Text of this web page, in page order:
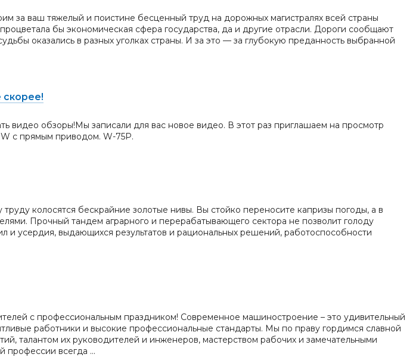
за ваш тяжелый и поистине бесценный труд на дорожных магистралях всей страны
бы экономическая сфера государства, да и другие отрасли. Дороги сообщают
оказались в разных уголках страны. И за это — за глубокую преданность выбранной
скорее!
видео обзоры!Мы записали для вас новое видео. В этот раз приглашаем на просмотр
с прямым приводом. W-75P.
колосятся бескрайние золотые нивы. Вы стойко переносите капризы погоды, а в
Прочный тандем аграрного и перерабатывающего сектора не позволит голоду
и усердия, выдающихся результатов и рациональных решений, работоспособности
с профессиональным праздником! Современное машиностроение – это удивительный
работники и высокие профессиональные стандарты. Мы по праву гордимся славной
талантом их руководителей и инженеров, мастерством рабочих и замечательными
профессии всегда ...